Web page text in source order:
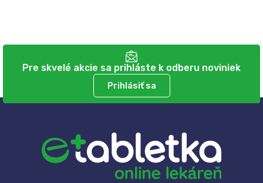
Pre skvelé akcie sa prihláste k odberu noviniek
Prihlásiť sa